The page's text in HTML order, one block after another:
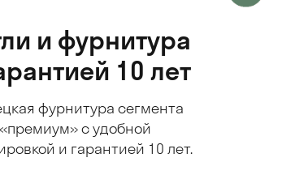
и фурнитура
10 лет
фурнитура сегмента
«премиум» с удобной
и гарантией 10 лет.